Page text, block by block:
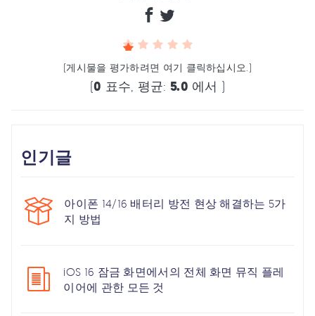
(게시물을 평가하려면 여기 클릭하십시오.)
(0 표수, 평균: 5.0 에서 )
인기글
아이폰 14/16 배터리 방전 현상 해결하는 5가
지 방법
iOS 16 잠금 화면에서의 전체 화면 뮤직 플레
이어에 관한 모든 것